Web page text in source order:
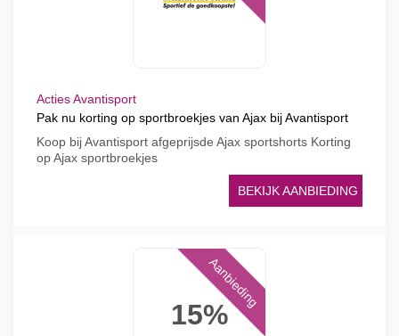
Acties Avantisport
Pak nu korting op sportbroekjes van Ajax bij Avantisport
Koop bij Avantisport afgeprijsde Ajax sportshorts Korting
op Ajax sportbroekjes
BEKIJK AANBIEDING
15%
Aanbieding